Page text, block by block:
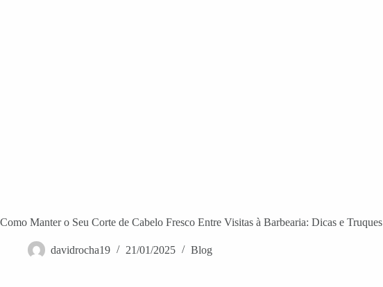
Como Manter o Seu Corte de Cabelo Fresco Entre Visitas à Barbearia: Dicas e Truques
davidrocha19 21/01/2025 Blog